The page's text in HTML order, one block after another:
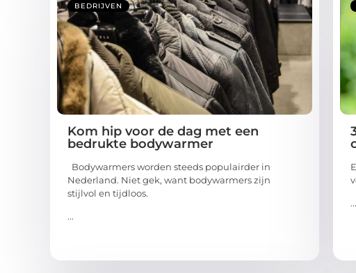
BEDRIJVEN
Kom hip voor de dag met een
bedrukte bodywarmer
Bodywarmers worden steeds populairder in
Nederland. Niet gek, want bodywarmers zijn
stijlvol en tijdloos.
...
...